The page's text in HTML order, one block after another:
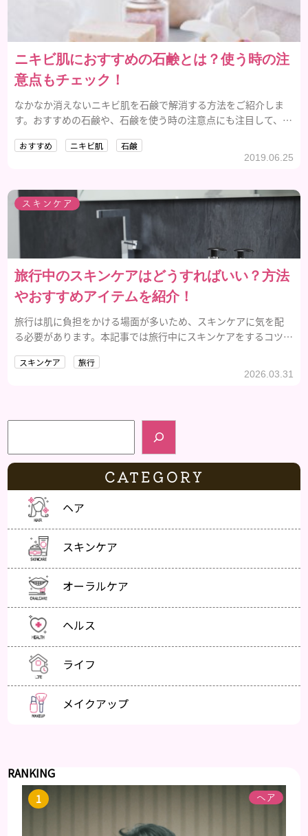
ニキビ肌におすすめの石鹸とは？使う時の注
意点もチェック！
なかなか消えないニキビ肌を石鹸で解消する方法をご紹介しま
す。おすすめの石鹸や、石鹸を使う時の注意点にも注目して、背
おすすめ ニキビ肌 石鹸
2019.06.25
スキンケア
旅行中のスキンケアはどうすればいい？方法
やおすすめアイテムを紹介！
旅行は肌に負担をかける場面が多いため、スキンケアに気を配
る必要があります。本記事では旅行中にスキンケアをするコツや
スキンケア 旅行
2026.03.31
検索
CATEGORY
ヘア
スキンケア
オーラルケア
ヘルス
ライフ
メイクアップ
RANKING
ヘア